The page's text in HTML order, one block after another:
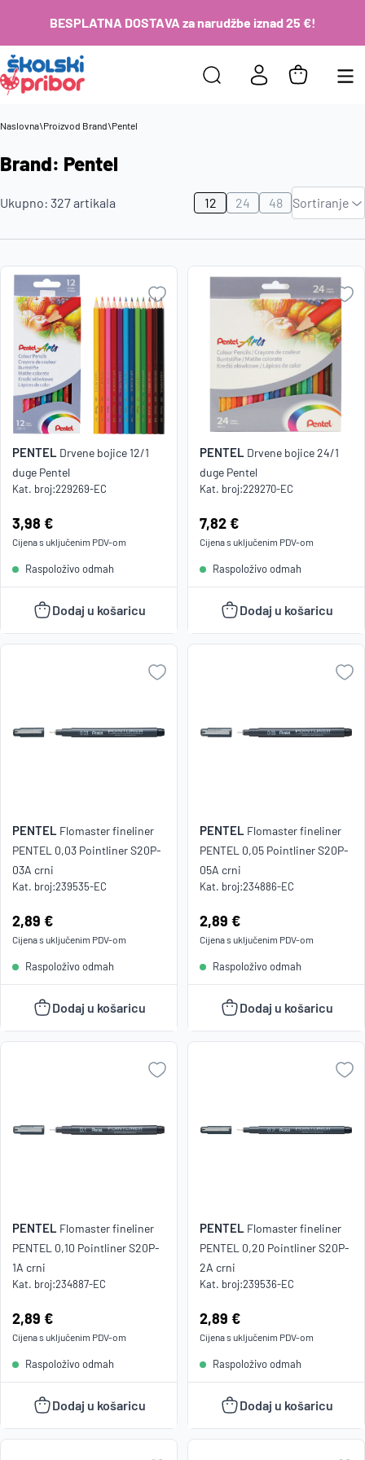
BESPLATNA DOSTAVA za narudžbe iznad 25 €!
Naslovna\Proizvod Brand\Pentel
Brand: Pentel
Ukupno: 327artikala 12 24 48 Sortiranje
Najviša
cijena
cijena
Naziv A-
Z
Naziv Z-
PENTEL Drvene bojice 12/1
duge Pentel
Kat. broj:229269-EC
Cijena:
3,98 €
Cijena s uključenim PDV-om
Raspoloživo odmah
Dodaj u košaricu
PENTEL Drvene bojice 24/1
duge Pentel
Kat. broj:229270-EC
Cijena:
7,82 €
Cijena s uključenim PDV-om
Raspoloživo odmah
Dodaj u košaricu
PENTEL Flomaster fineliner
PENTEL 0,03 Pointliner S20P-
03A crni
Kat. broj:239535-EC
Cijena:
2,89 €
Cijena s uključenim PDV-om
Raspoloživo odmah
Dodaj u košaricu
PENTEL Flomaster fineliner
PENTEL 0,05 Pointliner S20P-
05A crni
Kat. broj:234886-EC
Cijena:
2,89 €
Cijena s uključenim PDV-om
Raspoloživo odmah
Dodaj u košaricu
PENTEL Flomaster fineliner
PENTEL 0,10 Pointliner S20P-
1A crni
Kat. broj:234887-EC
Cijena:
2,89 €
Cijena s uključenim PDV-om
Raspoloživo odmah
Dodaj u košaricu
PENTEL Flomaster fineliner
PENTEL 0,20 Pointliner S20P-
2A crni
Kat. broj:239536-EC
Cijena:
2,89 €
Cijena s uključenim PDV-om
Raspoloživo odmah
Dodaj u košaricu